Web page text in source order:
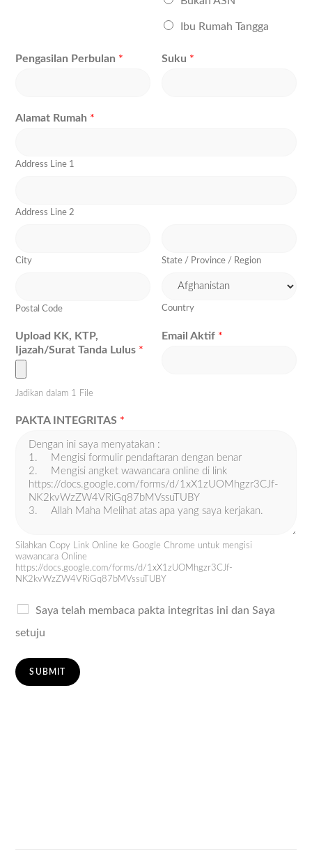
Ibu Rumah Tangga
Pengasilan Perbulan * Suku *
Alamat Rumah *
Address Line 1
Address Line 2
City State / Province / Region
Postal Code Country
Upload KK, KTP,
Ijazah/Surat Tanda Lulus *
Jadikan dalam 1 File
Email Aktif *
PAKTA INTEGRITAS *
Silahkan Copy Link Online ke Google Chrome untuk mengisi
wawancara Online
https://docs.google.com/forms/d/1xX1zUOMhgzr3CJf-
NK2kvWzZW4VRiGq87bMVssuTUBY
Saya telah membaca pakta integritas ini dan Saya
setuju
SUBMIT